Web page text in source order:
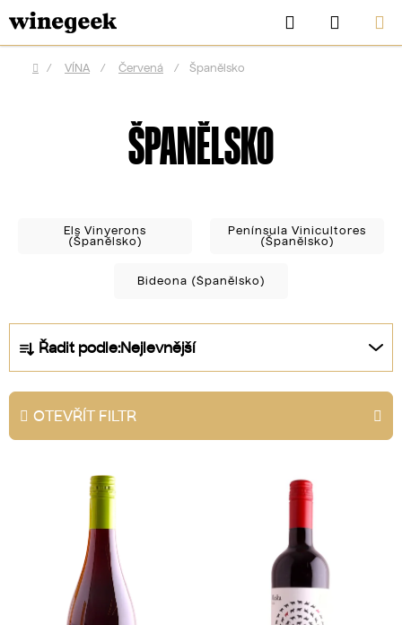
Přejít
na
obsah
Hledat
KOŠÍK
Domů
/ VÍNA / Červená / Španělsko
ŠPANĚLSKO
Els Vinyerons
(Španělsko)
Península Vinicultores
(Španělsko)
Bideona (Španělsko)
a
z
e
n
Řadit podle:Nejlevnější
OTEVŘÍT FILTR